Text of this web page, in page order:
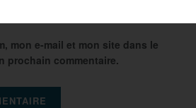
mon e-mail et mon site dans le
prochain commentaire.